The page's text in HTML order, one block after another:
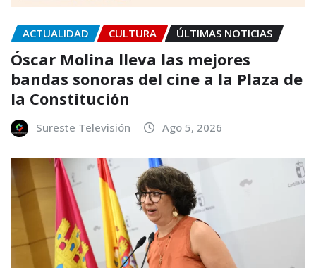
ACTUALIDAD CULTURA ÚLTIMAS NOTICIAS
Óscar Molina lleva las mejores
bandas sonoras del cine a la Plaza de
la Constitución
Sureste Televisión Ago 5, 2026